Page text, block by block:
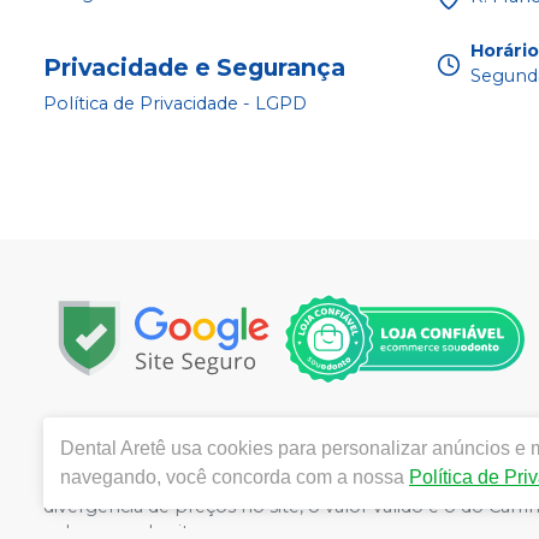
Privacidade e Segurança
Política de Privacidade - LGPD
Copyright © 2025 | Todos os direitos reservados |
da Rocha, 1450 - Jardim Maria Goretti, Ribeirão Preto -
Souza CRF/SP nº 52627 | Política de Privacidade e
divergência de preços no site, o valor válido é o do
volumes pelo site.
Dental Aretê usa cookies para personalizar anúncios e
navegando, você concorda com a nossa Política de